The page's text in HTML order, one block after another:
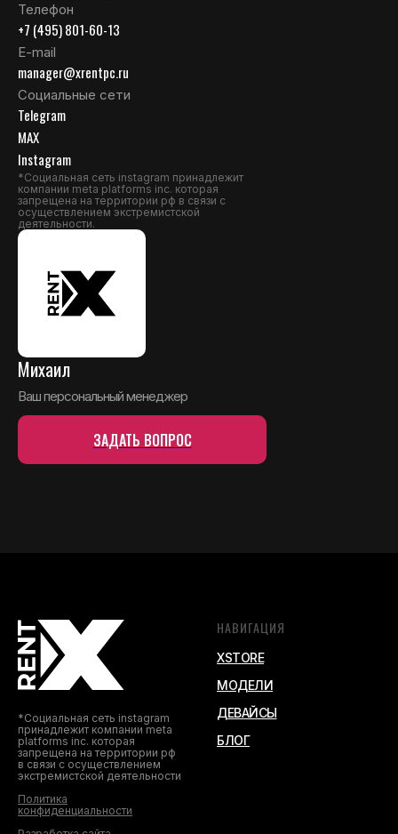
Михаил
Ваш персональный менеджер
ЗАДАТЬ ВОПРОС
Телефон
+7 (495) 801-60-13
E-mail
manager@xrentpc.ru
Социальные сети
Telegram
MAX
Instagram
*Социальная сеть instagram принадлежит
компании meta platforms inc. которая
запрещена на территории рф в связи с
осуществлением экстремистской
деятельности.
*Социальная сеть instagram
принадлежит компании meta
platforms inc. которая
запрещена на территории рф
в связи с осуществлением
экстремистской деятельности
Политика
конфиденциальности
НАВИГАЦИЯ
XSTORE
МОДЕЛИ
ДЕВАЙСЫ
БЛОГ